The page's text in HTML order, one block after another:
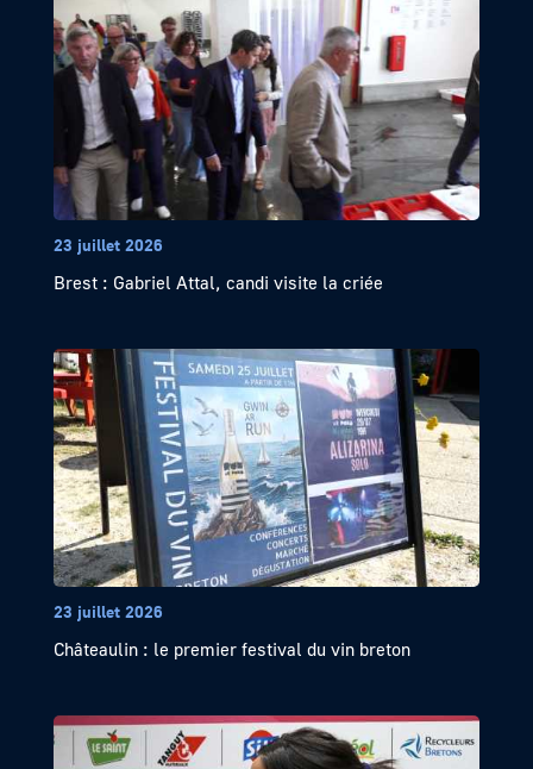
23 juillet 2026
Brest : Gabriel Attal, candi visite la criée
23 juillet 2026
Châteaulin : le premier festival du vin breton